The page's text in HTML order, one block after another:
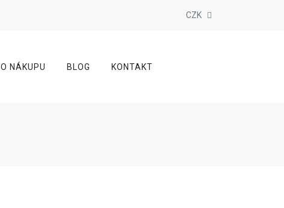
CZK
O NÁKUPU BLOG KONTAKT